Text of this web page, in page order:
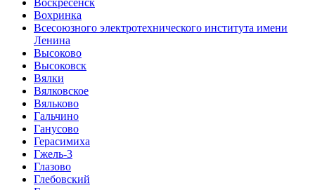
Воскресенск
Вохринка
Всесоюзного электротехнического института имени
Ленина
Высоково
Высоковск
Вялки
Вялковское
Вяльково
Гальчино
Ганусово
Герасимиха
Гжель-3
Глазово
Глебовский